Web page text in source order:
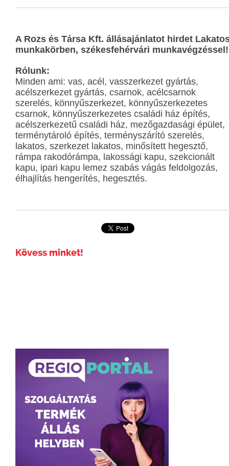
A Rozs és Társa Kft. állásajánlatot hirdet
munkakörben, székesfehérvári munkavégzéssel!
Rólunk:
Minden ami: vas, acél, vasszerkezet gyártás,
acélszerkezet gyártás, csarnok, acélcsarnok
szerelés, könnyűszerkezet, könnyűszerkezetes
csarnok, könnyűszerkezetes családi ház építés,
acélszerkezetű családi ház, mezőgazdasági épület,
terménytároló építés, terményszárító szerelés,
lakatos, szerkezet lakatos, minősített hegesztő,
rámpa rakodórámpa, lakossági kapu, szekcionált
kapu, ipari kapu lemez szabás vágás feldolgozás,
élhajlítás hengerítés, hegesztés.
Kövess minket!